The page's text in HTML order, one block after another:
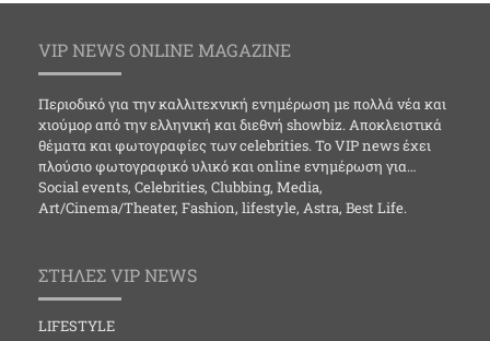
VIP NEWS ONLINE MAGAZINE
Περιοδικό για την καλλιτεχνική ενημέρωση με πολλά νέα και
χιούμορ από την ελληνική και διεθνή showbiz. Αποκλειστικά
θέματα και φωτογραφίες των celebrities. Το VIP news έχει
πλούσιο φωτογραφικό υλικό και online ενημέρωση για…
Social events, Celebrities, Clubbing, Media,
Art/Cinema/Theater, Fashion, lifestyle, Astra, Best Life.
ΣΤΗΛΕΣ VIP NEWS
LIFESTYLE